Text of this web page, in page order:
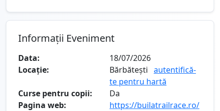
Informații Eveniment
Data:
18/07/2026
Locație:
Bărbătești autentifică-
te pentru hartă
Curse pentru copii:
Da
Pagina web:
https://builatrailrace.ro/